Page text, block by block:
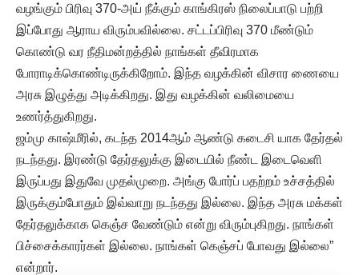
வழங்கும் பிரிவு 370-அய் நீக்கும் காங்கிரஸ் நிலைப்பாடு பற்றி
இப்போது ஆராய விரும்பவில்லை. சட்டப்பிரிவு 370 மீண்டும்
கொண்டு வர நீதிமன்றத்தில் நாங்கள் தீவிரமாக
போராடிக்கொண்டிருக்கிறோம். இந்த வழக்கின் விசார ணையை
அரசு இழுத்து அடிக்கிறது. இது வழக்கின் வலிமையை
உணர்த்துகிறது.
ஜம்மு காஷ்மீரில், கடந்த 2014ஆம் ஆண்டு கடைசி யாக தேர்தல்
நடந்தது. இரண்டு தேர்தலுக்கு இடையில் நீண்ட இடைவெளி
இருப்பது இதுவே முதல்முறை. அங்கு போர்ப் பதற்றம் உச்சத்தில்
இருக்கும்போதும் இவ்வாறு நடந்தது இல்லை. இந்த அரசு மக்கள்
தேர்தலுக்காக கெஞ்ச வேண்டும் என்று விரும்புகிறது. நாங்கள்
பிச்சைக்காரர்கள் இல்லை. நாங்கள் கெஞ்சப் போவது இல்லை”
என்றார்.